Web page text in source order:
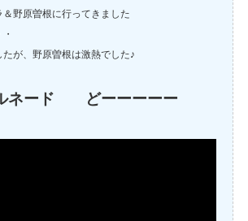
野原曽根に行ってきました
が、野原曽根は激熱でした♪
ネード どーーーーー